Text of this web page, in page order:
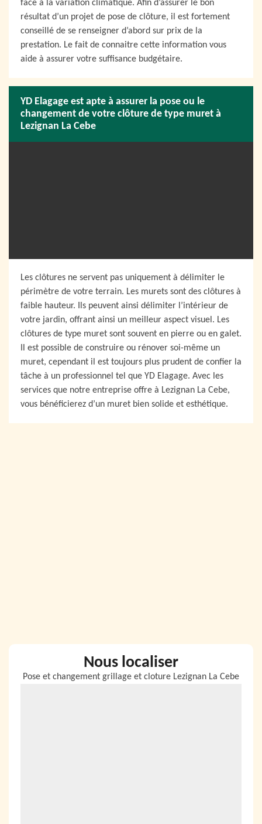
face à la variation climatique. Afin d’assurer le bon
résultat d’un projet de pose de clôture, il est fortement
conseillé de se renseigner d’abord sur prix de la
prestation. Le fait de connaitre cette information vous
aide à assurer votre suffisance budgétaire.
YD Elagage est apte à assurer la pose ou le
changement de votre clôture de type muret à
Lezignan La Cebe
Les clôtures ne servent pas uniquement à délimiter le
périmètre de votre terrain. Les murets sont des clôtures à
faible hauteur. Ils peuvent ainsi délimiter l’intérieur de
votre jardin, offrant ainsi un meilleur aspect visuel. Les
clôtures de type muret sont souvent en pierre ou en galet.
Il est possible de construire ou rénover soi-même un
muret, cependant il est toujours plus prudent de confier la
tâche à un professionnel tel que YD Elagage. Avec les
services que notre entreprise offre à Lezignan La Cebe,
vous bénéficierez d’un muret bien solide et esthétique.
Nous localiser
Pose et changement grillage et cloture Lezignan La Cebe